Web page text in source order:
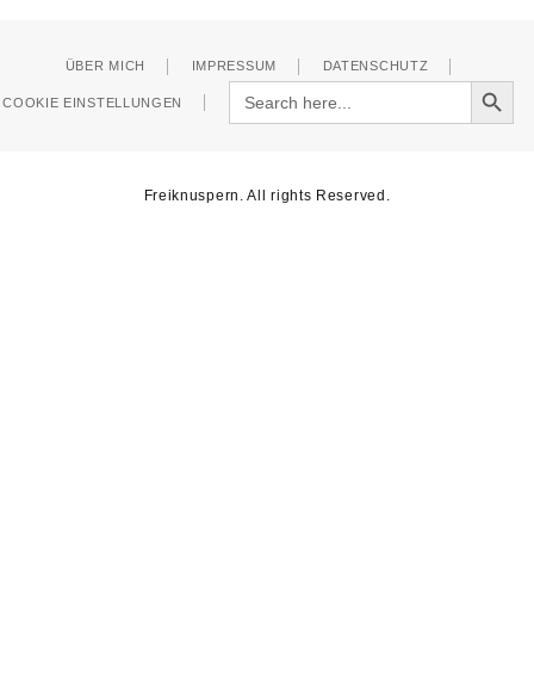
ÜBER MICH IMPRESSUM DATENSCHUTZ
COOKIE EINSTELLUNGEN
Search
for:
Search Button
Freiknuspern. All rights Reserved.